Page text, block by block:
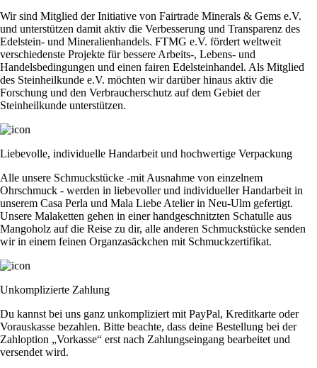
Wir sind Mitglied der Initiative von Fairtrade Minerals & Gems e.V.
und unterstützen damit aktiv die Verbesserung und Transparenz des
Edelstein- und Mineralienhandels. FTMG e.V. fördert weltweit
verschiedenste Projekte für bessere Arbeits-, Lebens- und
Handelsbedingungen und einen fairen Edelsteinhandel. Als Mitglied
des Steinheilkunde e.V. möchten wir darüber hinaus aktiv die
Forschung und den Verbraucherschutz auf dem Gebiet der
Steinheilkunde unterstützen.
Liebevolle, individuelle Handarbeit und hochwertige Verpackung
Alle unsere Schmuckstücke -mit Ausnahme von einzelnem
Ohrschmuck - werden in liebevoller und individueller Handarbeit in
unserem Casa Perla und Mala Liebe Atelier in Neu-Ulm gefertigt.
Unsere Malaketten gehen in einer handgeschnitzten Schatulle aus
Mangoholz auf die Reise zu dir, alle anderen Schmuckstücke senden
wir in einem feinen Organzasäckchen mit Schmuckzertifikat.
Unkomplizierte Zahlung
Du kannst bei uns ganz unkompliziert mit PayPal, Kreditkarte oder
Vorauskasse bezahlen. Bitte beachte, dass deine Bestellung bei der
Zahloption „Vorkasse“ erst nach Zahlungseingang bearbeitet und
versendet wird.